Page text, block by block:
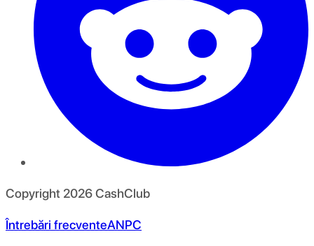
Copyright 2026CashClub
Întrebări frecventeANPC